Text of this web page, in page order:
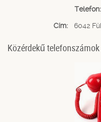
Telefon:
Cím: 6042
Közérdekű telefonszámok